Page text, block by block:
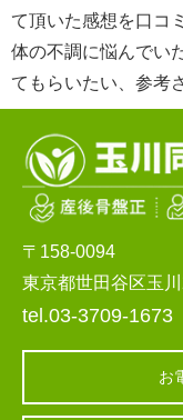
て頂いた感想を口コ
体の不調に悩んでい
てもらいたい、参考
〒158-0094
東京都世田谷区玉
tel.03-3709-1673
お